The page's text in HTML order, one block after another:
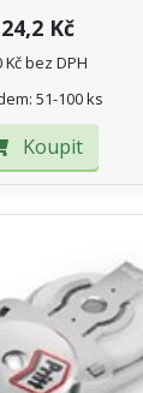
24,2 Kč
Kč bez DPH
51-100 ks
Koupit